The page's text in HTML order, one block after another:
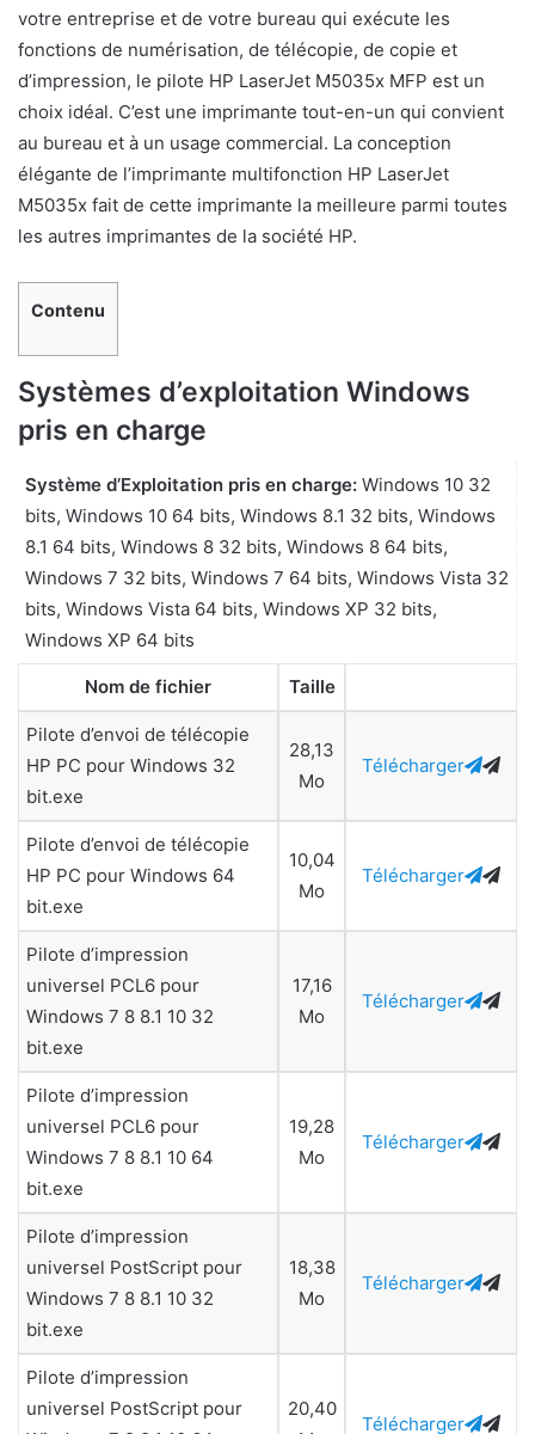
votre entreprise et de votre bureau qui exécute les
fonctions de numérisation, de télécopie, de copie et
d’impression, le pilote HP LaserJet M5035x MFP est un
choix idéal. C’est une imprimante tout-en-un qui convient
au bureau et à un usage commercial. La conception
élégante de l’imprimante multifonction HP LaserJet
M5035x fait de cette imprimante la meilleure parmi toutes
les autres imprimantes de la société HP.
Contenu
Systèmes d’exploitation Windows
pris en charge
Système d’Exploitation pris en charge: Windows 10 32
bits, Windows 10 64 bits, Windows 8.1 32 bits, Windows
8.1 64 bits, Windows 8 32 bits, Windows 8 64 bits,
Windows 7 32 bits, Windows 7 64 bits, Windows Vista 32
bits, Windows Vista 64 bits, Windows XP 32 bits,
Windows XP 64 bits
Nom de fichier Taille
Pilote d’envoi de télécopie
HP PC pour Windows 32
bit.exe
28,13
Mo
Télécharger
Pilote d’envoi de télécopie
HP PC pour Windows 64
bit.exe
10,04
Mo
Télécharger
Pilote d’impression
universel PCL6 pour
Windows 7 8 8.1 10 32
bit.exe
17,16
Mo
Télécharger
Pilote d’impression
universel PCL6 pour
Windows 7 8 8.1 10 64
bit.exe
19,28
Mo
Télécharger
Pilote d’impression
universel PostScript pour
Windows 7 8 8.1 10 32
bit.exe
18,38
Mo
Télécharger
Pilote d’impression
universel PostScript pour
20,40
Télécharger